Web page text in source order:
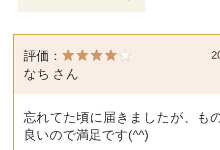
評価：
なち さん
忘れてた頃に届きましたが、も
良いので満足です(^^)